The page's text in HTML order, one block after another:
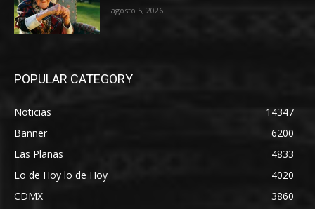
agosto 5, 2026
POPULAR CATEGORY
Noticias
14347
Banner
6200
Las Planas
4833
Lo de Hoy lo de Hoy
4020
CDMX
3860